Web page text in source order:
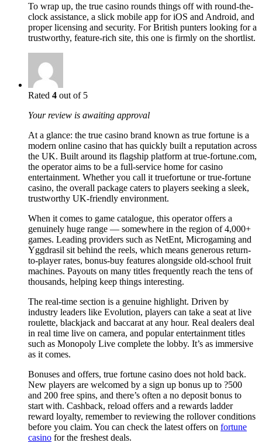
To wrap up, the true casino rounds things off with round-the-
clock assistance, a slick mobile app for iOS and Android, and
proper licensing and security. For British punters looking for a
trustworthy, feature-rich site, this one is firmly on the shortlist.
Rated 4 out of 5
Your review is awaiting approval
At a glance: the true casino brand known as true fortune is a
modern online casino that has quickly built a reputation across
the UK. Built around its flagship platform at true-fortune.com,
the operator aims to be a full-service home for casino
entertainment. Whether you call it truefortune or true-fortune
casino, the overall package caters to players seeking a sleek,
trustworthy UK-friendly environment.
When it comes to game catalogue, this operator offers a
genuinely huge range — somewhere in the region of 4,000+
games. Leading providers such as NetEnt, Microgaming and
Yggdrasil sit behind the reels, which means generous return-
to-player rates, bonus-buy features alongside old-school fruit
machines. Payouts on many titles frequently reach the tens of
thousands, helping keep things interesting.
The real-time section is a genuine highlight. Driven by
industry leaders like Evolution, players can take a seat at live
roulette, blackjack and baccarat at any hour. Real dealers deal
in real time live on camera, and popular entertainment titles
such as Monopoly Live complete the lobby. It’s as immersive
as it comes.
Bonuses and offers, true fortune casino does not hold back.
New players are welcomed by a sign up bonus up to ?500
and 200 free spins, and there’s often a no deposit bonus to
start with. Cashback, reload offers and a rewards ladder
reward loyalty, remember to reviewing the rollover conditions
before you claim. You can check the latest offers on fortune
casino for the freshest deals.